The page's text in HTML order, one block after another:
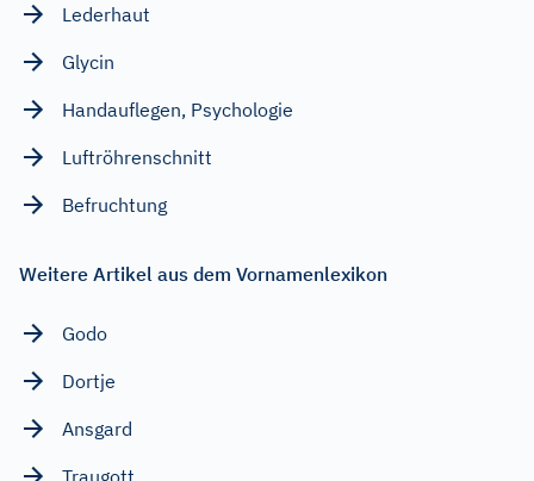
Lederhaut
Glycin
Handauflegen, Psychologie
Luftröhrenschnitt
Befruchtung
Weitere Artikel aus dem Vornamenlexikon
Godo
Dortje
Ansgard
Traugott